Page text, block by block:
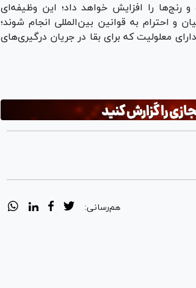
رنج‌ها را افزایش خواهد داد؛ این وظیفه‌ای
احترام به قوانین بین‌المللی انجام شوند؛
معلولیت که برای بقا در جریان درگیری‌های
هم‌رسانی: